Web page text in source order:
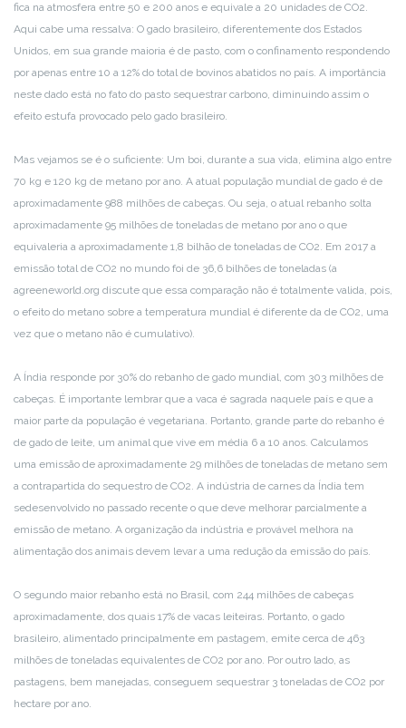
fica na atmosfera entre 50 e 200 anos e equivale a 20 unidades de CO2.
Aqui cabe uma ressalva: O gado brasileiro, diferentemente dos Estados
Unidos, em sua grande maioria é de pasto, com o confinamento respondendo
por apenas entre 10 a 12% do total de bovinos abatidos no país. A importância
neste dado está no fato do pasto sequestrar carbono, diminuindo assim o
efeito estufa provocado pelo gado brasileiro.
Mas vejamos se é o suficiente: Um boi, durante a sua vida, elimina algo entre
70 kg e 120 kg de metano por ano. A atual população mundial de gado é de
aproximadamente 988 milhões de cabeças. Ou seja, o atual rebanho solta
aproximadamente 95 milhões de toneladas de metano por ano o que
equivaleria a aproximadamente 1,8 bilhão de toneladas de CO2. Em 2017 a
emissão total de CO2 no mundo foi de 36,6 bilhões de toneladas (a
agreeneworld.org discute que essa comparação não é totalmente valida, pois,
o efeito do metano sobre a temperatura mundial é diferente da de CO2, uma
vez que o metano não é cumulativo).
A Índia responde por 30% do rebanho de gado mundial, com 303 milhões de
cabeças. É importante lembrar que a vaca é sagrada naquele país e que a
maior parte da população é vegetariana. Portanto, grande parte do rebanho é
de gado de leite, um animal que vive em média 6 a 10 anos. Calculamos
uma emissão de aproximadamente 29 milhões de toneladas de metano sem
a contrapartida do sequestro de CO2. A indústria de carnes da Índia tem
sedesenvolvido no passado recente o que deve melhorar parcialmente a
emissão de metano. A organização da indústria e provável melhora na
alimentação dos animais devem levar a uma redução da emissão do país.
O segundo maior rebanho está no Brasil, com 244 milhões de cabeças
aproximadamente, dos quais 17% de vacas leiteiras. Portanto, o gado
brasileiro, alimentado principalmente em pastagem, emite cerca de 463
milhões de toneladas equivalentes de CO2 por ano. Por outro lado, as
pastagens, bem manejadas, conseguem sequestrar 3 toneladas de CO2 por
hectare por ano.